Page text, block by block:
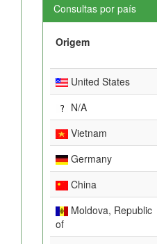
Consultas por país
Origem
United States
N/A
Vietnam
Germany
China
Moldova, Republic
of